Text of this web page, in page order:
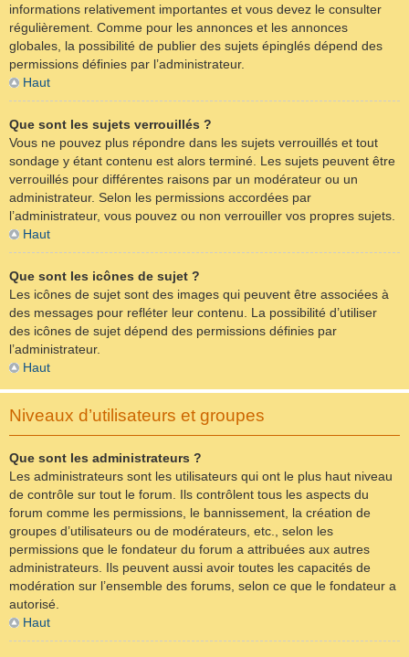
informations relativement importantes et vous devez le consulter
régulièrement. Comme pour les annonces et les annonces
globales, la possibilité de publier des sujets épinglés dépend des
permissions définies par l’administrateur.
Haut
Que sont les sujets verrouillés ?
Vous ne pouvez plus répondre dans les sujets verrouillés et tout
sondage y étant contenu est alors terminé. Les sujets peuvent être
verrouillés pour différentes raisons par un modérateur ou un
administrateur. Selon les permissions accordées par
l’administrateur, vous pouvez ou non verrouiller vos propres sujets.
Haut
Que sont les icônes de sujet ?
Les icônes de sujet sont des images qui peuvent être associées à
des messages pour refléter leur contenu. La possibilité d’utiliser
des icônes de sujet dépend des permissions définies par
l’administrateur.
Haut
Niveaux d’utilisateurs et groupes
Que sont les administrateurs ?
Les administrateurs sont les utilisateurs qui ont le plus haut niveau
de contrôle sur tout le forum. Ils contrôlent tous les aspects du
forum comme les permissions, le bannissement, la création de
groupes d’utilisateurs ou de modérateurs, etc., selon les
permissions que le fondateur du forum a attribuées aux autres
administrateurs. Ils peuvent aussi avoir toutes les capacités de
modération sur l’ensemble des forums, selon ce que le fondateur a
autorisé.
Haut